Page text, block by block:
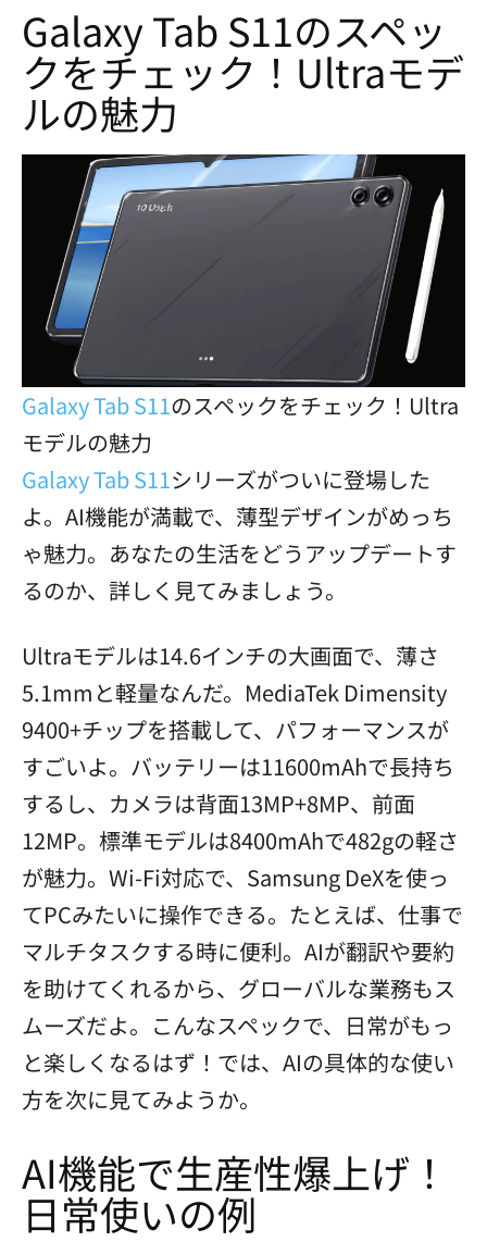
Galaxy Tab S11のスペッ
クをチェック！Ultraモデ
ルの魅力
Galaxy Tab S11のスペックをチェック！Ultra
モデルの魅力
Galaxy Tab S11シリーズがついに登場した
よ。AI機能が満載で、薄型デザインがめっち
ゃ魅力。あなたの生活をどうアップデートす
るのか、詳しく見てみましょう。
Ultraモデルは14.6インチの大画面で、薄さ
5.1mmと軽量なんだ。MediaTek Dimensity
9400+チップを搭載して、パフォーマンスが
すごいよ。バッテリーは11600mAhで長持ち
するし、カメラは背面13MP+8MP、前面
12MP。標準モデルは8400mAhで482gの軽さ
が魅力。Wi-Fi対応で、Samsung DeXを使っ
てPCみたいに操作できる。たとえば、仕事で
マルチタスクする時に便利。AIが翻訳や要約
を助けてくれるから、グローバルな業務もス
ムーズだよ。こんなスペックで、日常がもっ
と楽しくなるはず！では、AIの具体的な使い
方を次に見てみようか。
AI機能で生産性爆上げ！
日常使いの例